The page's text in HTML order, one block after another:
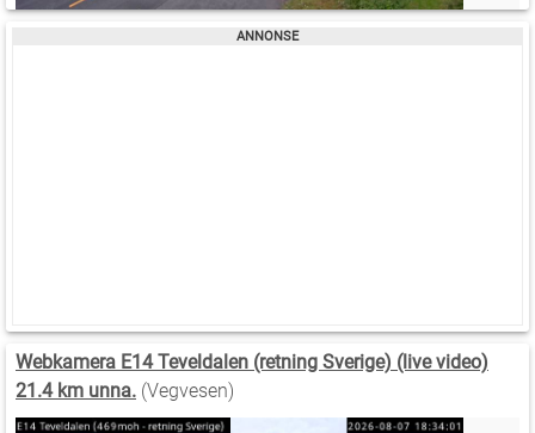
Webkamera E14 Teveldalen (retning Sverige) (live video)
21.4 km unna. (Vegvesen)